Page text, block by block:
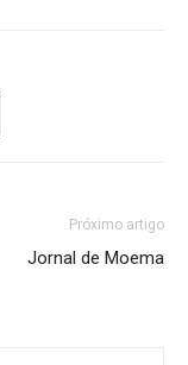
Próximo artigo
Jornal de Moema